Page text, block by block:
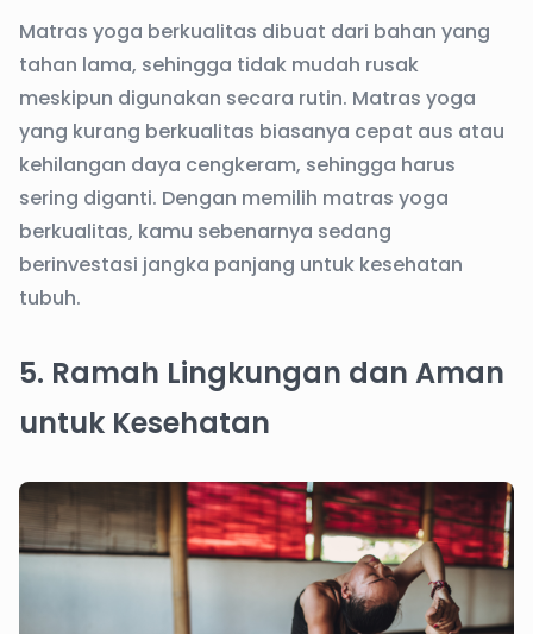
Matras yoga berkualitas dibuat dari bahan yang
tahan lama, sehingga tidak mudah rusak
meskipun digunakan secara rutin. Matras yoga
yang kurang berkualitas biasanya cepat aus atau
kehilangan daya cengkeram, sehingga harus
sering diganti. Dengan memilih matras yoga
berkualitas, kamu sebenarnya sedang
berinvestasi jangka panjang untuk kesehatan
tubuh.
5. Ramah Lingkungan dan Aman
untuk Kesehatan